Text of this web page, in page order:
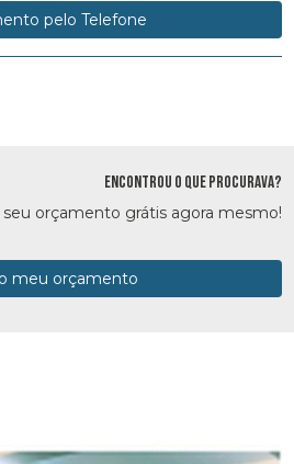
pelo Telefone
ENCONTROU O QUE PROCURAVA?
seu orçamento grátis agora mesmo!
meu orçamento